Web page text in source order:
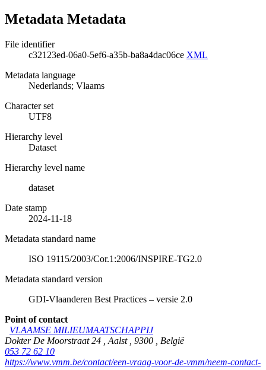
Metadata Metadata
File identifier
c32123ed-06a0-5ef6-a35b-ba8a4dac06ce XML
Metadata language
Nederlands; Vlaams
Character set
UTF8
Hierarchy level
Dataset
Hierarchy level name
dataset
Date stamp
2024-11-18
Metadata standard name
ISO 19115/2003/Cor.1:2006/INSPIRE-TG2.0
Metadata standard version
GDI-Vlaanderen Best Practices – versie 2.0
Point of contact
VLAAMSE MILIEUMAATSCHAPPIJ
Dokter De Moorstraat 24
Aalst 9300
België
053 72 62 10
https://www.vmm.be/contact/een-vraag-voor-de-vmm/neem-contact-